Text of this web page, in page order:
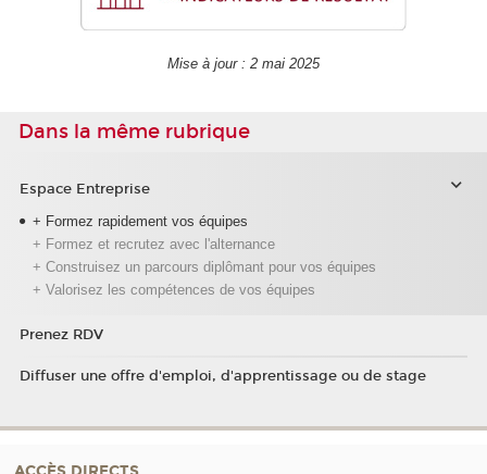
Mise à jour : 2 mai 2025
Dans la même rubrique
Espace Entreprise
+ Formez rapidement vos équipes
+ Formez et recrutez avec l'alternance
+ Construisez un parcours diplômant pour vos équipes
+ Valorisez les compétences de vos équipes
Prenez RDV
Diffuser une offre d'emploi, d'apprentissage ou de stage